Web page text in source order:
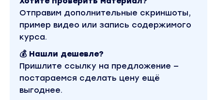
Отправим дополнительные скриншоты,
пример видео или запись содержимого
курса.
💰 Нашли дешевле?
Пришлите ссылку на предложение —
постараемся сделать цену ещё
выгоднее.